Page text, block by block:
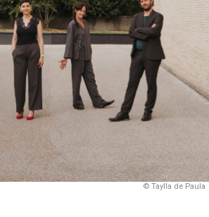
© Taylla de Paula